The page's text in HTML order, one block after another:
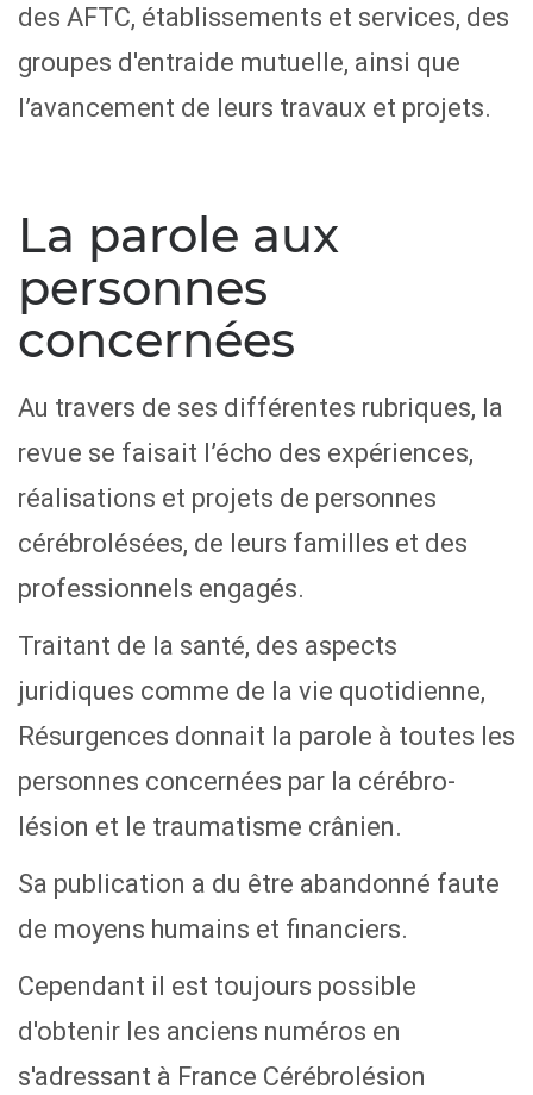
des AFTC, établissements et services, des
groupes d'entraide mutuelle, ainsi que
l’avancement de leurs travaux et projets.
La parole aux
personnes
concernées
Au travers de ses différentes rubriques, la
revue se faisait l’écho des expériences,
réalisations et projets de personnes
cérébrolésées, de leurs familles et des
professionnels engagés.
Traitant de la santé, des aspects
juridiques comme de la vie quotidienne,
Résurgences donnait la parole à toutes les
personnes concernées par la cérébro-
lésion et le traumatisme crânien.
Sa publication a du être abandonné faute
de moyens humains et financiers.
Cependant il est toujours possible
d'obtenir les anciens numéros en
s'adressant à France Cérébrolésion